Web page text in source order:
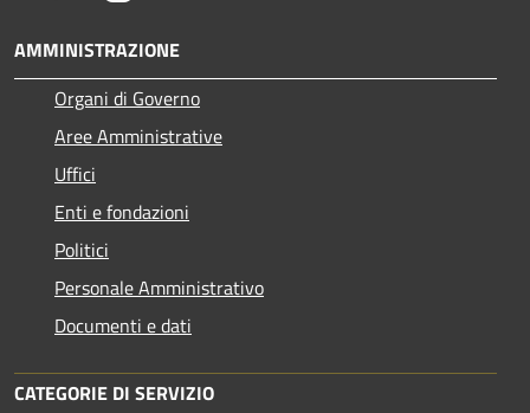
AMMINISTRAZIONE
Organi di Governo
Aree Amministrative
Uffici
Enti e fondazioni
Politici
Personale Amministrativo
Documenti e dati
CATEGORIE DI SERVIZIO